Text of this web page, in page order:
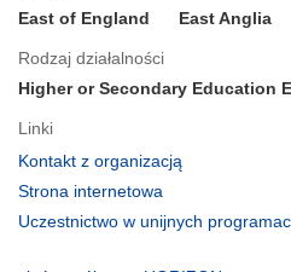
East of England
East Anglia
Rodzaj działalności
Higher or Secondary Education
Linki
Kontakt z organizacją
się
Strona internetowa
otworzy
w
Uczestnictwo w unijnych